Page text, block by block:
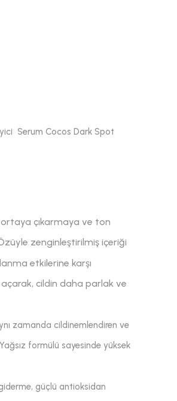
Serum Cocos Dark Spot
ortaya çıkarmaya ve ton
zenginleştirilmiş içeriği
etkilerine karşı
açarak, cildin daha parlak ve
zamanda cildinemlendiren ve
formülü sayesinde yüksek
güçlü antioksidan